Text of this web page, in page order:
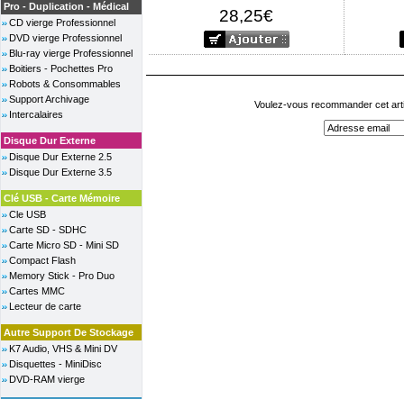
Pro - Duplication - Médical
CD vierge Professionnel
DVD vierge Professionnel
Blu-ray vierge Professionnel
Boitiers - Pochettes Pro
Robots & Consommables
Support Archivage
Intercalaires
Disque Dur Externe
Disque Dur Externe 2.5
Disque Dur Externe 3.5
Clé USB - Carte Mémoire
Cle USB
Carte SD - SDHC
Carte Micro SD - Mini SD
Compact Flash
Memory Stick - Pro Duo
Cartes MMC
Lecteur de carte
Autre Support De Stockage
K7 Audio, VHS & Mini DV
Disquettes - MiniDisc
DVD-RAM vierge
28,25€
Voulez-vous recommander cet